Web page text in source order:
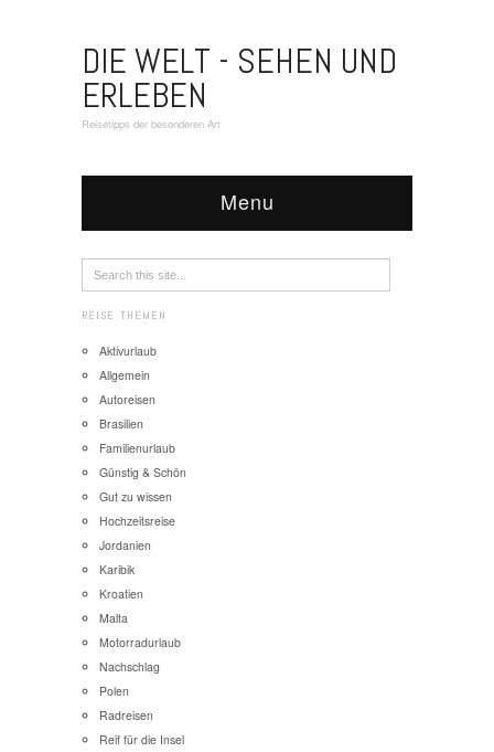
DIE WELT - SEHEN UND
ERLEBEN
Reisetipps der besonderen Art
Menu
REISE THEMEN
Aktivurlaub
Allgemein
Autoreisen
Brasilien
Familienurlaub
Günstig & Schön
Gut zu wissen
Hochzeitsreise
Jordanien
Karibik
Kroatien
Malta
Motorradurlaub
Nachschlag
Polen
Radreisen
Reif für die Insel